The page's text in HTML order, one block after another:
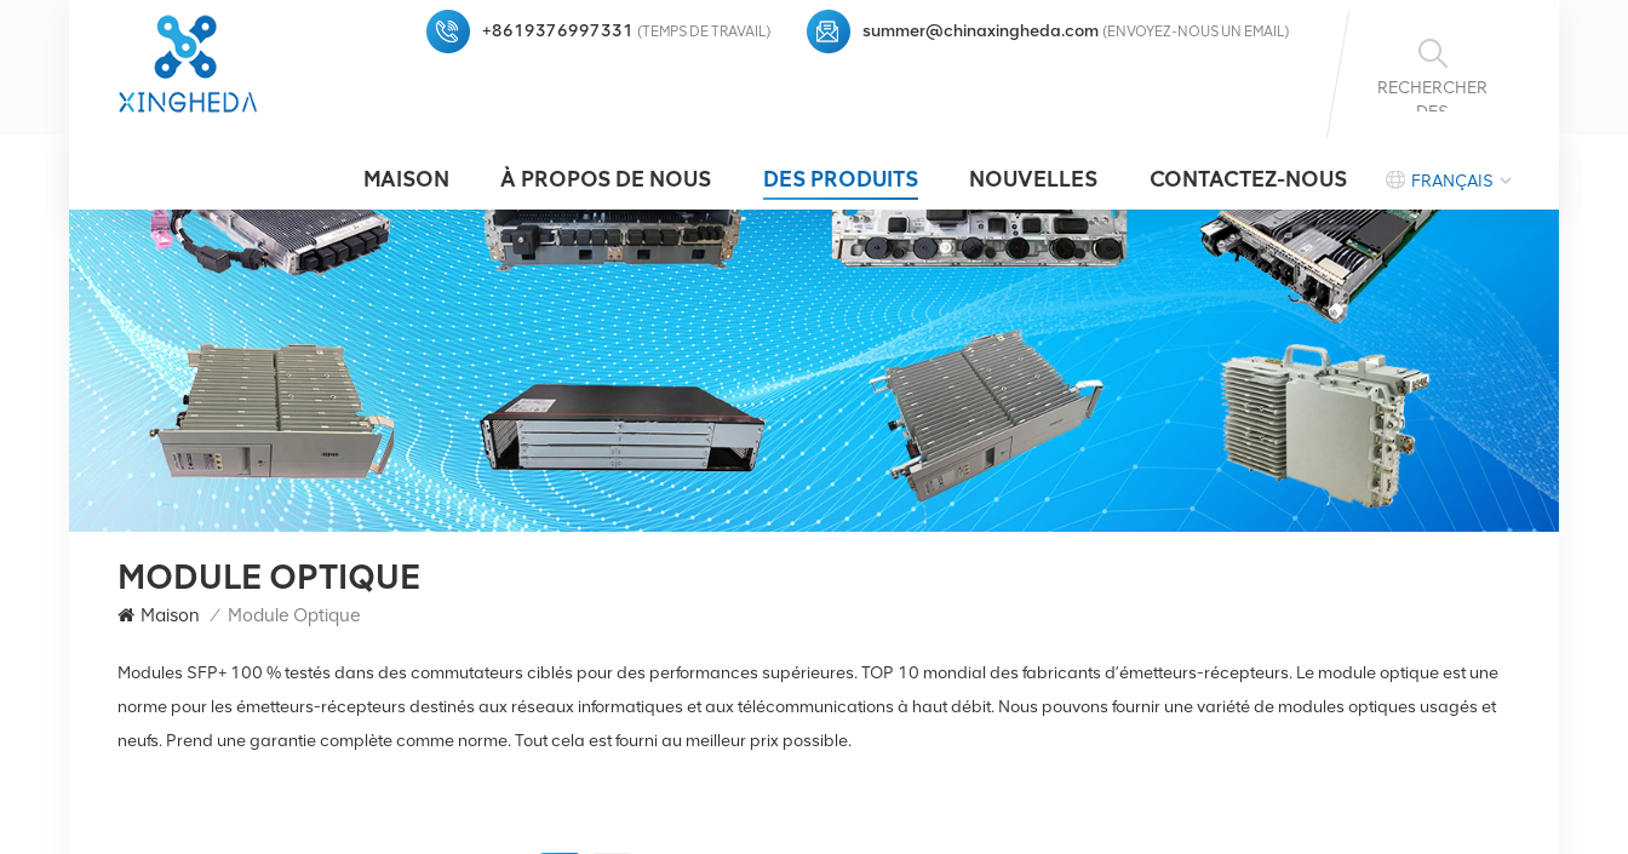
RECHERCHER
DES
+8619376997331 (TEMPS DE TRAVAIL) summer@chinaxingheda.com (ENVOYEZ-NOUS UN EMAIL)
MAISON À PROPOS DE NOUS DES PRODUITS NOUVELLES CONTACTEZ-NOUS FRANÇAIS
MODULE OPTIQUE
Maison / Module Optique
Modules SFP+ 100 % testés dans des commutateurs ciblés pour des performances supérieures. TOP 10 mondial des fabricants d’émetteurs-récepteurs. Le module optique est une
norme pour les émetteurs-récepteurs destinés aux réseaux informatiques et aux télécommunications à haut débit. Nous pouvons fournir une variété de modules optiques usagés et
neufs. Prend une garantie complète comme norme. Tout cela est fourni au meilleur prix possible.